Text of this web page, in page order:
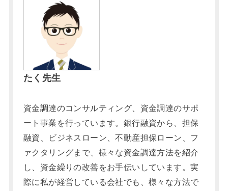
たく先生
資金調達のコンサルティング、資金調達のサポ
ート事業を行っています。銀行融資から、担保
融資、ビジネスローン、不動産担保ローン、フ
ァクタリングまで、様々な資金調達方法を紹介
し、資金繰りの改善をお手伝いしています。実
際に私が経営している会社でも、様々な方法で